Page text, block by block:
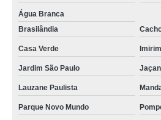
quanto custa conserto maquina lavar roupa
conserto de maquina de lavar roupa
quanto custa maquina de lavar conserto
Água Branca
Brasilândia
Casa Verde Imirim
Jardim São Paulo
Lauzane Paulista
Parque Novo Mundo